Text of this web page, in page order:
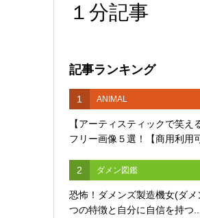
１分記事
記事ランキング
1 ANIMAL
【アーティスティックで笑え
フリー画像５選！【商用利用
2 ダメン図鑑
恐怖！ダメンズ製造機女(ダメ
つの特徴と自分に自信を持つ...